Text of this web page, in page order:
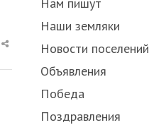
Share
post
Наши земляки
Новости поселений
Объявления
Победа
Поздравления